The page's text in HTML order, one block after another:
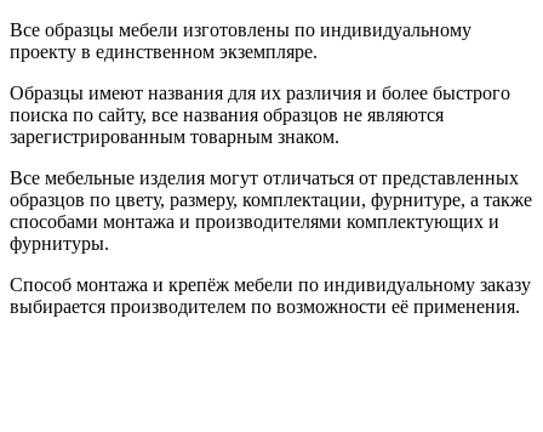
Все образцы мебели изготовлены по индивидуальному
проекту в единственном экземпляре.
Образцы имеют названия для их различия и более быстрого
поиска по сайту, все названия образцов не являются
зарегистрированным товарным знаком.
Все мебельные изделия могут отличаться от представленных
образцов по цвету, размеру, комплектации, фурнитуре, а также
способами монтажа и производителями комплектующих и
фурнитуры.
Способ монтажа и крепёж мебели по индивидуальному заказу
выбирается производителем по возможности её применения.